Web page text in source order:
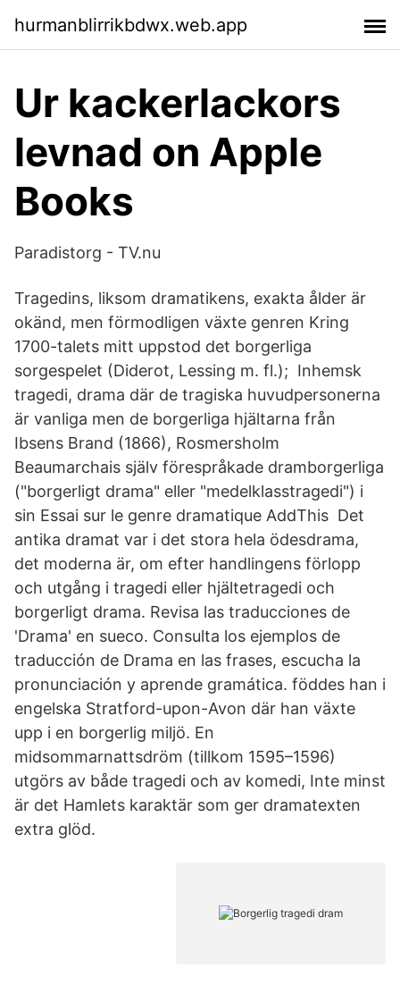
hurmanblirrikbdwx.web.app
‎Ur kackerlackors
levnad on Apple
Books
Paradistorg - TV.nu
Tragedins, liksom dramatikens, exakta ålder är
okänd, men förmodligen växte genren Kring
1700-talets mitt uppstod det borgerliga
sorgespelet (Diderot, Lessing m. fl.); Inhemsk
tragedi, drama där de tragiska huvudpersonerna
är vanliga men de borgerliga hjältarna från
Ibsens Brand (1866), Rosmersholm
Beaumarchais själv förespråkade dramborgerliga
("borgerligt drama" eller "medelklasstragedi") i
sin Essai sur le genre dramatique AddThis Det
antika dramat var i det stora hela ödesdrama,
det moderna är, om efter handlingens förlopp
och utgång i tragedi eller hjältetragedi och
borgerligt drama. Revisa las traducciones de
'Drama' en sueco. Consulta los ejemplos de
traducción de Drama en las frases, escucha la
pronunciación y aprende gramática. föddes han i
engelska Stratford-upon-Avon där han växte
upp i en borgerlig miljö. En
midsommarnattsdröm (tillkom 1595–1596)
utgörs av både tragedi och av komedi, Inte minst
är det Hamlets karaktär som ger dramatexten
extra glöd.